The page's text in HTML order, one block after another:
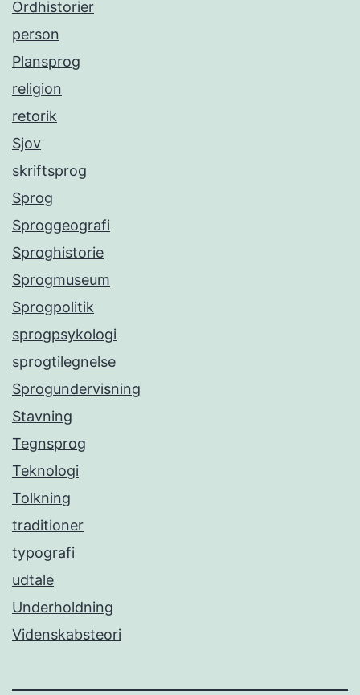
Ordhistorier
person
Plansprog
religion
retorik
Sjov
skriftsprog
Sprog
Sproggeografi
Sproghistorie
Sprogmuseum
Sprogpolitik
sprogpsykologi
sprogtilegnelse
Sprogundervisning
Stavning
Tegnsprog
Teknologi
Tolkning
traditioner
typografi
udtale
Underholdning
Videnskabsteori